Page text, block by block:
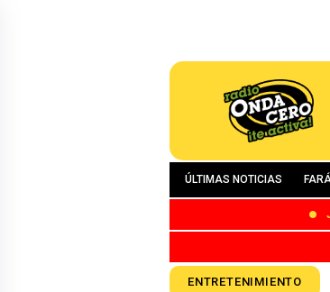
ÚLTIMAS NOTICIAS
ENTRETENIMIENTO